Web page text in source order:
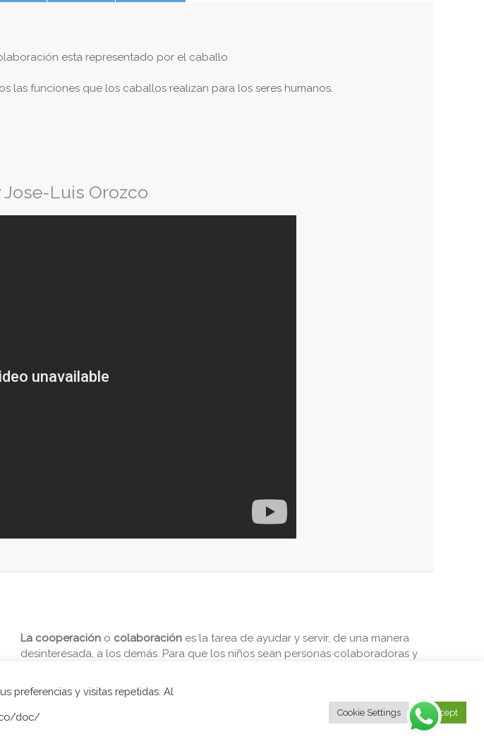
esta representado por el caballo.
las funciones que los caballos realizan para los seres humanos.
Luis Orozco
La cooperación o colaboración es la tarea de ayudar y servir, de una manera
desinteresada, a los demás. Para que los niños sean personas colaboradoras y
solidario y altruista.
preferencias y visitas repetidas. Al
doc/
Cookie Settings Accept